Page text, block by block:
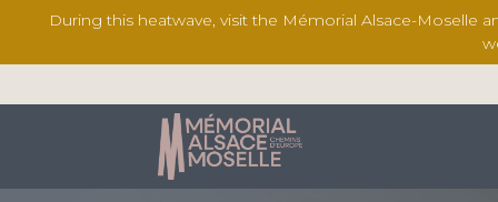
During this heatwave, visit the Mémorial Alsace-